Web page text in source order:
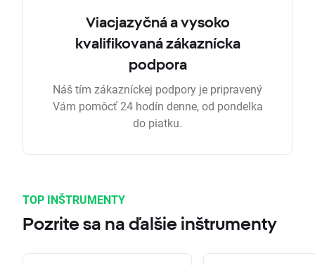
Viacjazyčná a vysoko
kvalifikovaná zákaznícka
podpora
Náš tím zákazníckej podpory je pripravený
Vám pomôcť 24 hodín denne, od pondelka
do piatku.
TOP INŠTRUMENTY
Pozrite sa na ďalšie inštrumenty